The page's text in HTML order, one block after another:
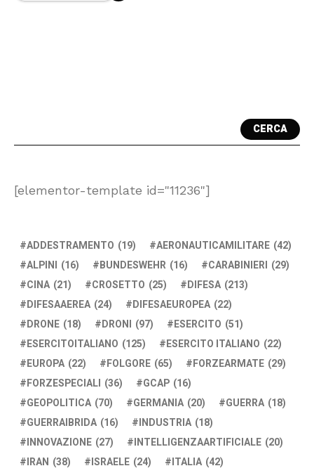
CERCA
[elementor-template id="11236"]
ADDESTRAMENTO (19) AERONAUTICAMILITARE (42)
ALPINI (16) BUNDESWEHR (16) CARABINIERI (29)
CINA (21) CROSETTO (25) DIFESA (213)
DIFESAAEREA (24) DIFESAEUROPEA (22)
DRONE (18) DRONI (97) ESERCITO (51)
ESERCITOITALIANO (125) ESERCITO ITALIANO (22)
EUROPA (22) FOLGORE (65) FORZEARMATE (29)
FORZESPECIALI (36) GCAP (16)
GEOPOLITICA (70) GERMANIA (20) GUERRA (18)
GUERRAIBRIDA (16) INDUSTRIA (18)
INNOVAZIONE (27) INTELLIGENZAARTIFICIALE (20)
IRAN (38) ISRAELE (24) ITALIA (42)